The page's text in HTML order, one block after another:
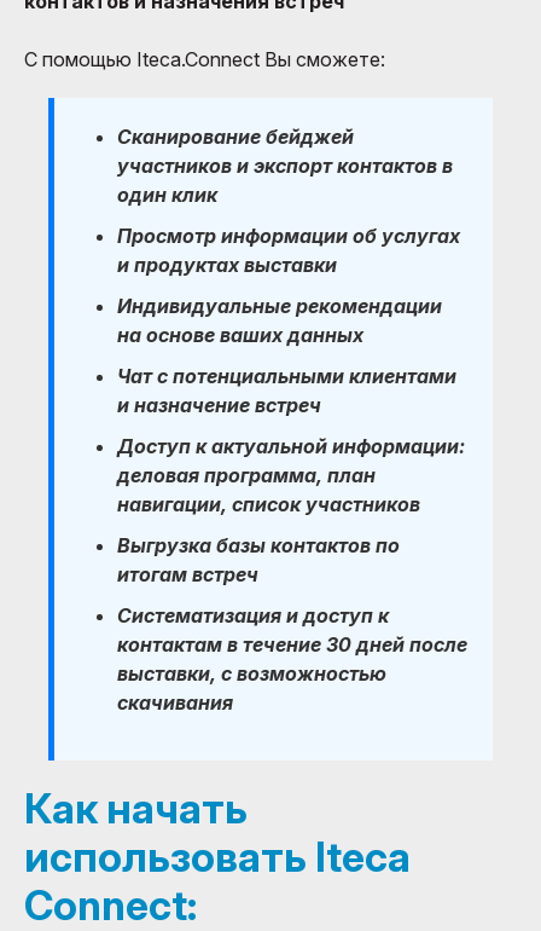
С помощью Iteca.Connect Вы сможeтe:
Сканирование бейджей
участников и экспорт контактов в
один клик
Просмотр информации об услугах
и продуктах выставки
Индивидуальные рекомендации
на основе ваших данных
Чат с потенциальными клиентами
и назначение встреч
Доступ к актуальной информации:
деловая программа, план
навигации, список участников
Выгрузка базы контактов по
итогам встреч
Систематизация и доступ к
контактам в течение 30 дней после
выставки, с возможностью
скачивания
Как начать
использовать Iteca
Connect: